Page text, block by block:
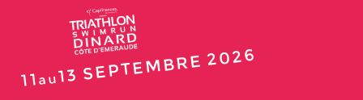
11au13 SEPTEMBRE 2026